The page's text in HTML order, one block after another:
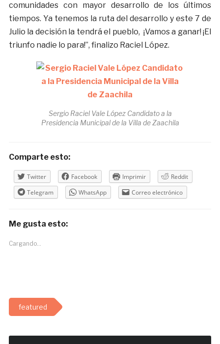
comunidades con mayor desarrollo de los últimos
tiempos. Ya tenemos la ruta del desarrollo y este 7 de
Julio la decisión la tendrá el pueblo, ¡Vamos a ganar! ¡El
triunfo nadie lo para!”, finalizo Raciel López.
Sergio Raciel Vale López Candidato a la
Presidencia Municipal de la Villa de Zaachila
Comparte esto:
Twitter Facebook Imprimir
Reddit
Telegram
WhatsApp Correo electrónico
Me gusta esto:
Cargando...
featured